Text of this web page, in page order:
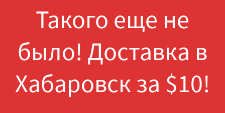
Такого еще не
было! Доставка в
Хабаровск за $10!